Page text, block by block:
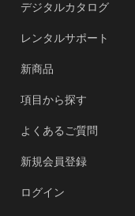
デジタルカタログ
レンタルサポート
新商品
項目から探す
よくあるご質問
新規会員登録
ログイン